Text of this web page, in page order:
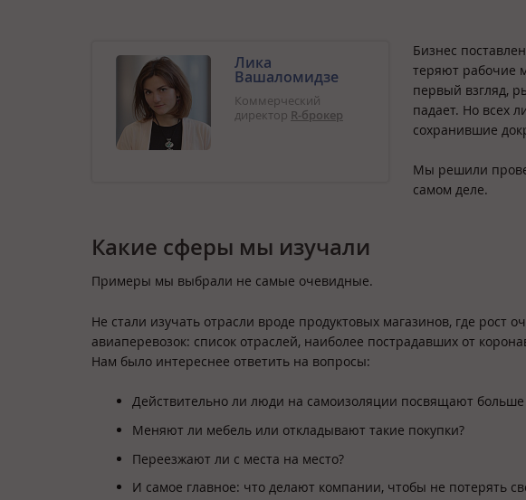
Лика
Вашаломидзе
Коммерческий
директор R-брокер
Бизнес
теряют рабочие
первый взгляд,
падает. Но всех
сохранившие
Мы решили
самом деле.
Какие сферы мы изучали
Примеры мы выбрали не самые очевидные.
Не стали изучать отрасли вроде продуктовых магазинов, где рост
авиаперевозок: список отраслей, наиболее пострадавших от
Нам было интереснее ответить на вопросы:
Действительно ли люди на самоизоляции посвящают
Меняют ли мебель или откладывают такие покупки?
Переезжают ли с места на место?
И самое главное: что делают компании, чтобы не потерять